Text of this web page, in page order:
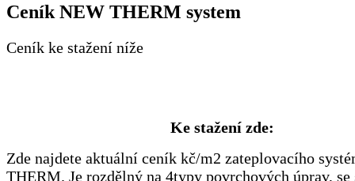
Ceník NEW THERM system
Ceník ke stažení níže
Ke stažení zde:
Zde najdete aktuální ceník kč/m2 zateplovacího
THERM. Je rozdělný na 4typy povrchových úprav,